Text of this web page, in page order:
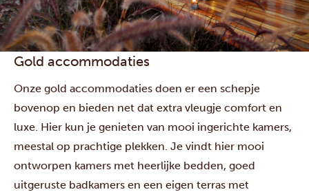
Gold accommodaties
Onze gold accommodaties doen er een schepje
bovenop en bieden net dat extra vleugje comfort en
luxe. Hier kun je genieten van mooi ingerichte kamers,
meestal op prachtige plekken. Je vindt hier mooi
ontworpen kamers met heerlijke bedden, goed
uitgeruste badkamers en een eigen terras met